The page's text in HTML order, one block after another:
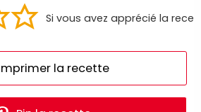
Si vous avez apprécié la
la recette